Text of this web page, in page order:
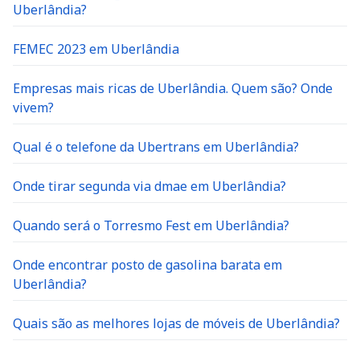
Uberlândia?
FEMEC 2023 em Uberlândia
Empresas mais ricas de Uberlândia. Quem são? Onde
vivem?
Qual é o telefone da Ubertrans em Uberlândia?
Onde tirar segunda via dmae em Uberlândia?
Quando será o Torresmo Fest em Uberlândia?
Onde encontrar posto de gasolina barata em
Uberlândia?
Quais são as melhores lojas de móveis de Uberlândia?